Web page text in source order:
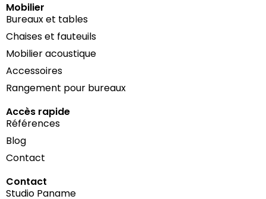
Mobilier
Bureaux et tables
Chaises et fauteuils
Mobilier acoustique
Accessoires
Rangement pour bureaux
Accès rapide
Références
Blog
Contact
Contact
Studio Paname